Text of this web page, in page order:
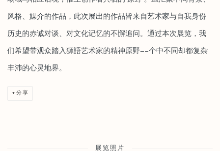
风格、媒介的作品，此次展出的作品皆来自艺术家与自我身份
历史的赤诚对谈、对文化记忆的不懈追问。通过本次展览，我
们希望带观众踏入狮語艺术家的精神原野——个中不同却都复杂
丰沛的心灵地界。
分享
展览照片